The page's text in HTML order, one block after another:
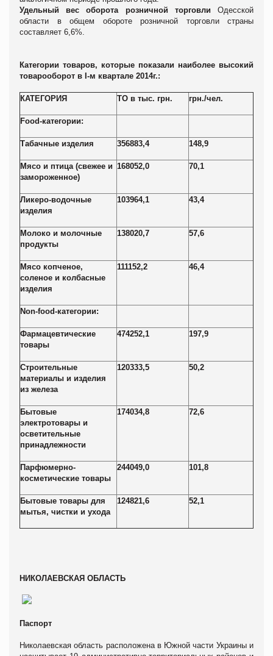
Удельный вес оборота розничной торговли Одесской
области в общем обороте розничной торговли страны
составляет 6,6%.
Категории товаров, которые показали наиболее высокий
товарооборот в I-м квартале 2014г.:
КАТЕГОРИЯ ТО в тыс. грн. грн./чел.
Food-категории:
Табачные изделия 356883,4 148,9
Мясо и птица (свежее и
замороженное)
168052,0 70,1
Ликеро-водочные
изделия
103964,1 43,4
Молоко и молочные
продукты
138020,7 57,6
Мясо копченое,
соленое и колбасные
изделия
111152,2 46,4
Non-food-категории:
Фармацевтические
товары
474252,1 197,9
Строительные
материалы и изделия
из железа
120333,5 50,2
Бытовые
электротовары и
осветительные
принадлежности
174034,8 72,6
Парфюмерно-
косметические товары
244049,0 101,8
Бытовые товары для
мытья, чистки и ухода
124821,6 52,1
НИКОЛАЕВСКАЯ ОБЛАСТЬ
Паспорт
Николаевская область расположена в Южной части Украины и